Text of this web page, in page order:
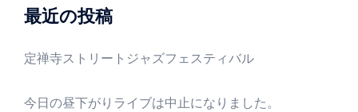
ブ
最近の投稿
定禅寺ストリートジャズフェスティバル
今日の昼下がりライブは中止になりました。